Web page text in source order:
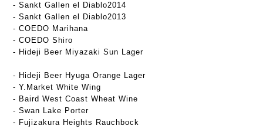
- Sankt Gallen el Diablo2014
- Sankt Gallen el Diablo2013
- COEDO Marihana
- COEDO Shiro
- Hideji Beer Miyazaki Sun Lager
- Hideji Beer Hyuga Orange Lager
- Y.Market White Wing
- Baird West Coast Wheat Wine
- Swan Lake Porter
- Fujizakura Heights Rauchbock